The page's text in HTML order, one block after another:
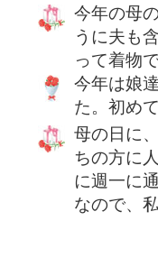
今年の母
うに夫も
って着物
今年は娘
た。初め
母の日に
ちの方に
に週一に
なので、